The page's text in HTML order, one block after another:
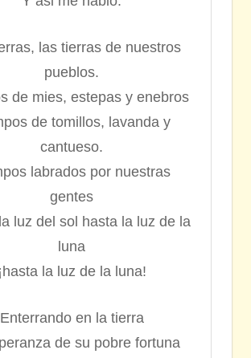
las tierras de nuestros
pueblos.
de mies, estepas y enebros
de tomillos, lavanda y
cantueso.
labrados por nuestras
gentes
luz del sol hasta la luz de la
luna
¡hasta la luz de la luna!
Enterrando en la tierra
de su pobre fortuna